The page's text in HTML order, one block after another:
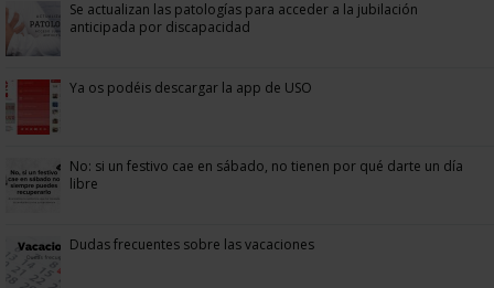
Se actualizan las patologías para acceder a la jubilación
anticipada por discapacidad
Ya os podéis descargar la app de USO
No: si un festivo cae en sábado, no tienen por qué darte un día
libre
Dudas frecuentes sobre las vacaciones